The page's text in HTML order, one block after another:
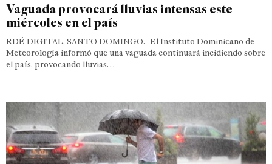
Vaguada provocará lluvias intensas este
miércoles en el país
RDÉ DIGITAL, SANTO DOMINGO.- El Instituto Dominicano de
Meteorología informó que una vaguada continuará incidiendo sobre
el país, provocando lluvias…